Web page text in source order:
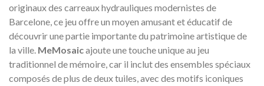
originaux des carreaux hydrauliques modernistes de
Barcelone, ce jeu offre un moyen amusant et éducatif de
découvrir une partie importante du patrimoine artistique de
la ville. MeMosaicajoute une touche unique au jeu
traditionnel de mémoire, car il inclut des ensembles spéciaux
composés de plus de deux tuiles, avec des motifs iconiques